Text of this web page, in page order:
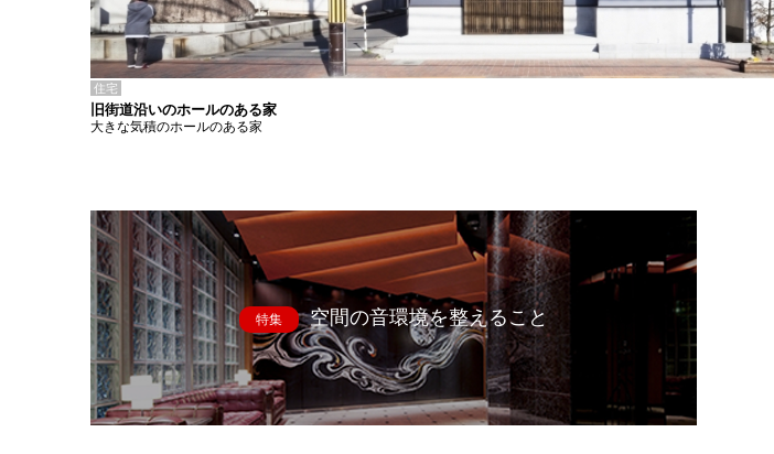
住宅
旧街道沿いのホールのある家
大きな気積のホールのある家
特集 空間の音環境を整えること